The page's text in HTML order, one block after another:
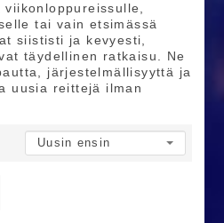
viikonloppureissulle,
tai vain etsimässä
siististi ja kevyesti,
täydellinen ratkaisu. Ne
järjestelmällisyyttä ja
uusia reittejä ilman